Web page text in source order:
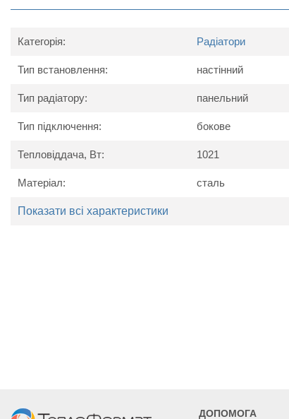
радіатор в упаковці, настінні кронштейни, кран
Схема радіатора
Категорія: Радіатори
Тип встановлення: настінний
Тип радіатору: панельний
Тип підключення: бокове
Тепловіддача, Вт: 1021
Матеріал: сталь
Показати всі характеристики
ДОПОМОГА